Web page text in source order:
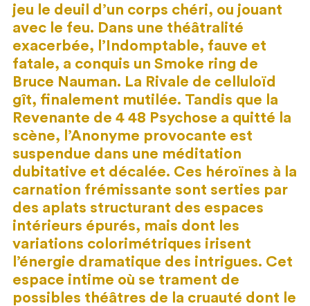
jeu le deuil d’un corps chéri, ou jouant
avec le feu. Dans une théâtralité
exacerbée, l’Indomptable, fauve et
fatale, a conquis un Smoke ring de
Bruce Nauman. La Rivale de celluloïd
gît, finalement mutilée. Tandis que la
Revenante de 4 48 Psychose a quitté la
scène, l’Anonyme provocante est
suspendue dans une méditation
dubitative et décalée. Ces héroïnes à la
carnation frémissante sont serties par
des aplats structurant des espaces
intérieurs épurés, mais dont les
variations colorimétriques irisent
l’énergie dramatique des intrigues. Cet
espace intime où se trament de
possibles théâtres de la cruauté dont le